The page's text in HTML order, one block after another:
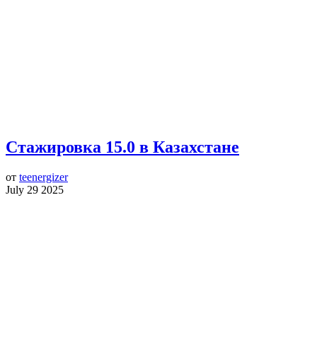
Стажировка 15.0 в Казахстане
от teenergizer
July 29 2025